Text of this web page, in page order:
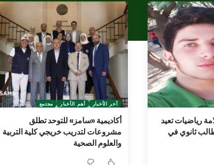
إلى 600 علامة رياضيات تعيد
ثانوي في
آخر الأخبار أهم الأخبار مجتمع
أكاديمية «سامز» للتوحد تطلق
مشروعات لتدريب خريجي كلية التربية
والعلوم الصحية